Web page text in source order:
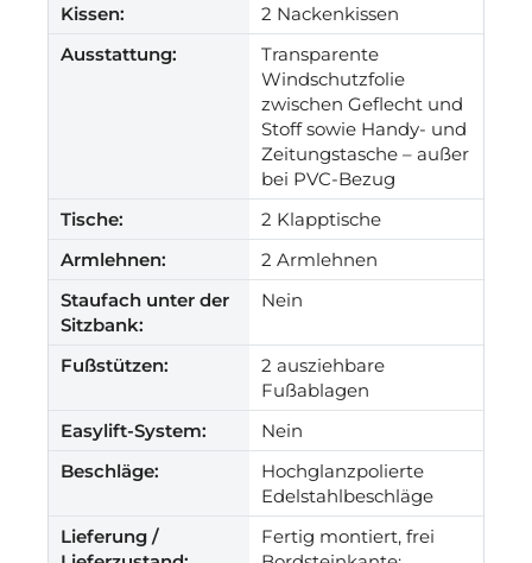
Kissen:
2 Nackenkissen
Ausstattung:
Transparente
Windschutzfolie
zwischen Geflecht und
Stoff sowie Handy- und
Zeitungstasche – außer
bei PVC-Bezug
Tische:
2 Klapptische
Armlehnen:
2 Armlehnen
Staufach unter der
Sitzbank:
Nein
Fußstützen:
2 ausziehbare
Fußablagen
Easylift-System:
Nein
Beschläge:
Hochglanzpolierte
Edelstahlbeschläge
Lieferung /
Fertig montiert, frei